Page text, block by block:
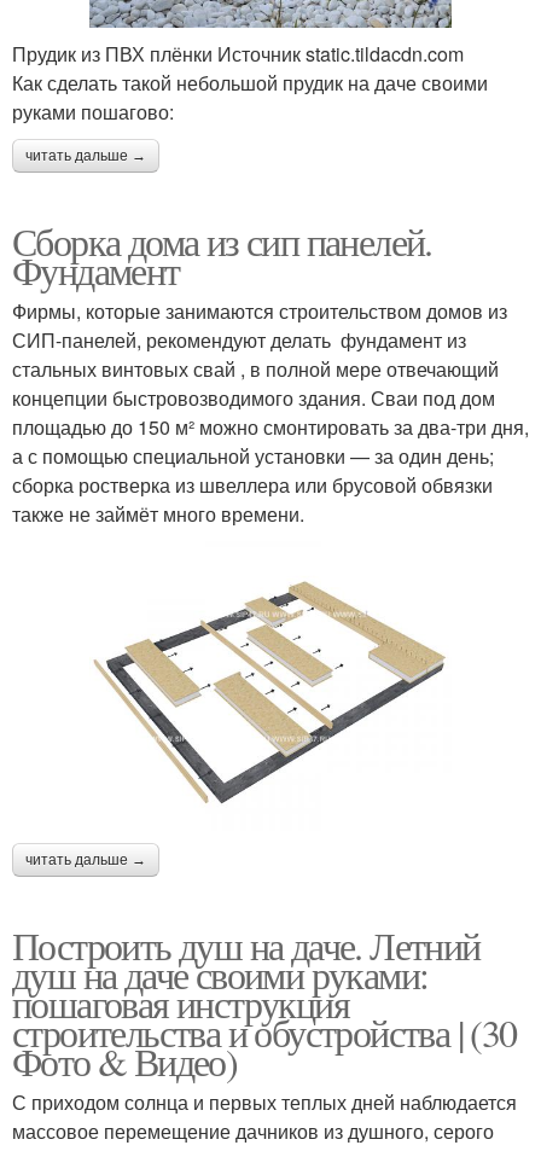
Прудик из ПВХ плёнки Источник static.tildacdn.com
Как сделать такой небольшой прудик на даче своими
руками пошагово:
читать дальше →
Сборка дома из сип панелей.
Фундамент
Фирмы, которые занимаются строительством домов из
СИП-панелей, рекомендуют делать фундамент из
стальных винтовых свай , в полной мере отвечающий
концепции быстровозводимого здания. Сваи под дом
площадью до 150 м² можно смонтировать за два-три дня,
а с помощью специальной установки — за один день;
сборка ростверка из швеллера или брусовой обвязки
также не займёт много времени.
читать дальше →
Построить душ на даче. Летний
душ на даче своими руками:
пошаговая инструкция
строительства и обустройства | (30
Фото & Видео)
С приходом солнца и первых теплых дней наблюдается
массовое перемещение дачников из душного, серого